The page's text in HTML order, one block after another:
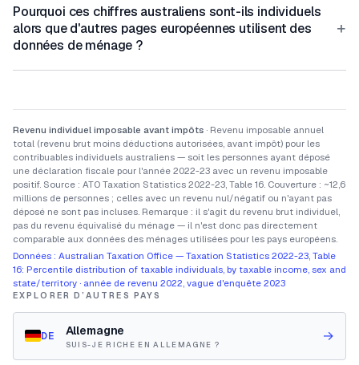
Pourquoi ces chiffres australiens sont-ils individuels
alors que d'autres pages européennes utilisent des
données de ménage ?
+
Revenu individuel imposable avant impôts · Revenu imposable annuel
total (revenu brut moins déductions autorisées, avant impôt) pour les
contribuables individuels australiens — soit les personnes ayant déposé
une déclaration fiscale pour l'année 2022-23 avec un revenu imposable
positif. Source : ATO Taxation Statistics 2022-23, Table 16. Couverture : ~12,6
millions de personnes ; celles avec un revenu nul/négatif ou n'ayant pas
déposé ne sont pas incluses. Remarque : il s'agit du revenu brut individuel,
pas du revenu équivalisé du ménage — il n'est donc pas directement
comparable aux données des ménages utilisées pour les pays européens.
Données : Australian Taxation Office — Taxation Statistics 2022-23, Table
16: Percentile distribution of taxable individuals, by taxable income, sex and
state/territory · année de revenu 2022, vague d'enquête 2023
EXPLORER D’AUTRES PAYS
DE Allemagne
SUIS-JE RICHE EN ALLEMAGNE ? →